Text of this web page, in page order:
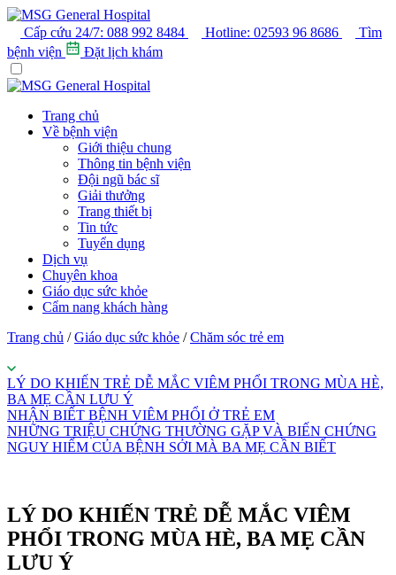
Cấp cứu 24/7: 088 992 8484 Hotline: 02593 96 8686
Tìm
bệnh viện
Đặt lịch khám
Trang chủ
Về bệnh viện
Giới thiệu chung
Thông tin bệnh viện
Đội ngũ bác sĩ
Giải thưởng
Trang thiết bị
Tin tức
Tuyển dụng
Dịch vụ
Chuyên khoa
Giáo dục sức khỏe
Cẩm nang khách hàng
Trang chủ /Giáo dục sức khỏe /Chăm sóc trẻ em
LÝ DO KHIẾN TRẺ DỄ MẮC VIÊM PHỔI TRONG MÙA HÈ,
BA MẸ CẦN LƯU Ý
NHẬN BIẾT BỆNH VIÊM PHỔI Ở TRẺ EM
NHỮNG TRIỆU CHỨNG THƯỜNG GẶP VÀ BIẾN CHỨNG
NGUY HIỂM CỦA BỆNH SỞI MÀ BA MẸ CẦN BIẾT
LÝ DO KHIẾN TRẺ DỄ MẮC VIÊM
PHỔI TRONG MÙA HÈ, BA MẸ CẦN
LƯU Ý